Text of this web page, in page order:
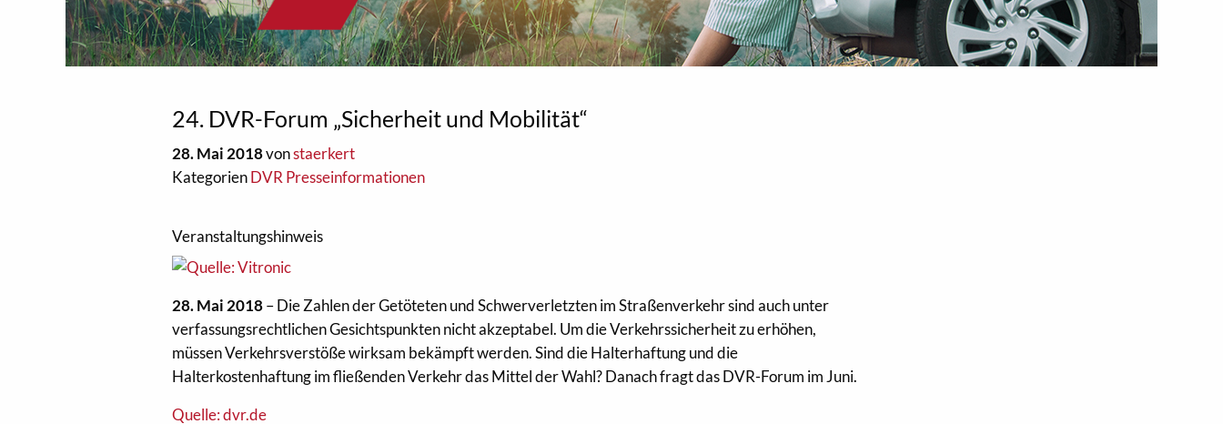
24. DVR-Forum „Sicherheit und Mobilität“
28. Mai 2018vonstaerkert
KategorienDVR Presseinformationen
Veranstaltungshinweis
28. Mai 2018– Die Zahlen der Getöteten und Schwerverletzten im Straßenverkehr sind auch unter
verfassungsrechtlichen Gesichtspunkten nicht akzeptabel. Um die Verkehrssicherheit zu erhöhen,
müssen Verkehrsverstöße wirksam bekämpft werden. Sind die Halterhaftung und die
Halterkostenhaftung im fließenden Verkehr das Mittel der Wahl? Danach fragt das DVR-Forum im Juni.
Quelle: dvr.de